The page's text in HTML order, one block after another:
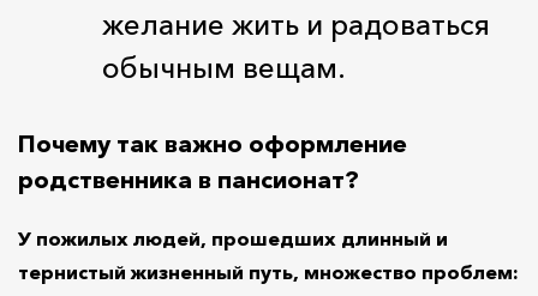
желание жить и радоваться
обычным вещам.
Почему так важно оформление
родственника в пансионат?
У пожилых людей, прошедших длинный и
тернистый жизненный путь, множество проблем: